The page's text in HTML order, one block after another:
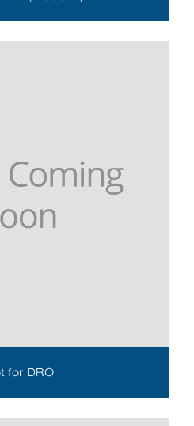
for DRO